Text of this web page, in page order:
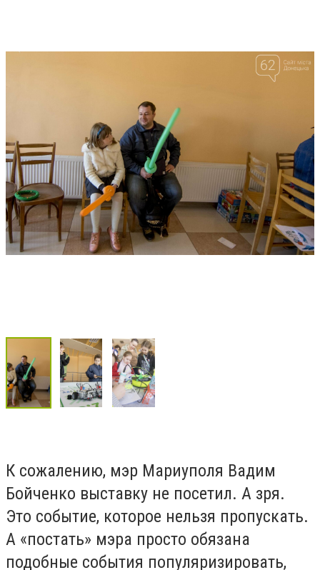
К сожалению, мэр Мариуполя Вадим
Бойченко выставку не посетил. А зря.
Это событие, которое нельзя пропускать.
А «постать» мэра просто обязана
подобные события популяризировать,